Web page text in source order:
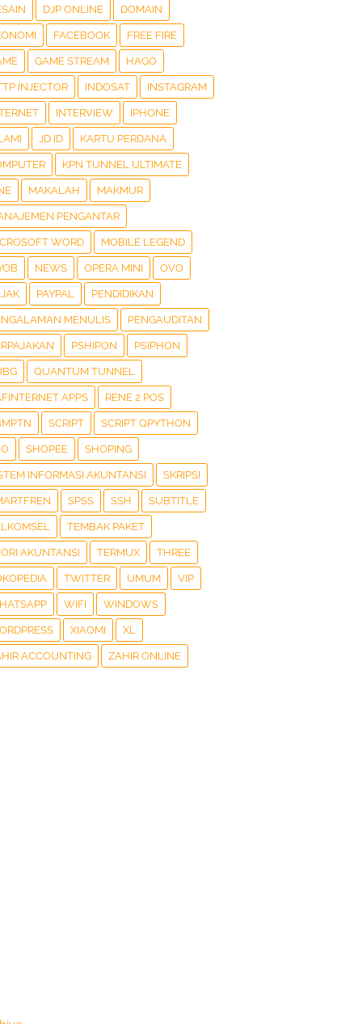
DJP ONLINE DOMAIN
FACEBOOK FREE FIRE
GAME STREAM HAGO
INJECTOR INDOSAT INSTAGRAM
INTERVIEW IPHONE
JD ID KARTU PERDANA
KPN TUNNEL ULTIMATE
MAKALAH MAKMUR
PENGANTAR
WORD MOBILE LEGEND
NEWS OPERA MINI OVO
PAYPAL PENDIDIKAN
MENULIS PENGAUDITAN
PSHIPON PSIPHON
QUANTUM TUNNEL
APPS RENE 2 POS
SCRIPT SCRIPT QPYTHON
SHOPEE SHOPING
INFORMASI AKUNTANSI SKRIPSI
SPSS SSH SUBTITLE
TEMBAK PAKET
AKUNTANSI TERMUX THREE
TWITTER UMUM VIP
WIFI WINDOWS
XIAOMI XL
ACCOUNTING ZAHIR ONLINE